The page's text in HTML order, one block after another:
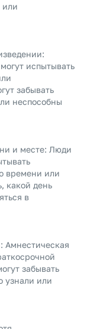
или
испытывать
забывать
неспособны
и месте: Люди
времени или
какой день
в
Амнестическая
забывать
узнали или